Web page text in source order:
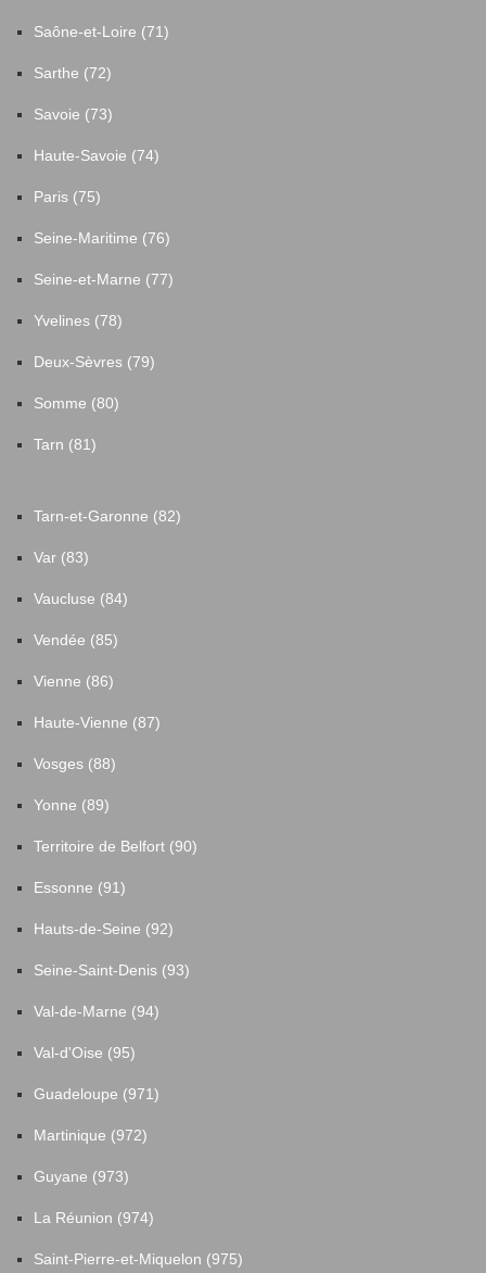
Saône-et-Loire (71)
Sarthe (72)
Savoie (73)
Haute-Savoie (74)
Paris (75)
Seine-Maritime (76)
Seine-et-Marne (77)
Yvelines (78)
Deux-Sèvres (79)
Somme (80)
Tarn (81)
Tarn-et-Garonne (82)
Var (83)
Vaucluse (84)
Vendée (85)
Vienne (86)
Haute-Vienne (87)
Vosges (88)
Yonne (89)
Territoire de Belfort (90)
Essonne (91)
Hauts-de-Seine (92)
Seine-Saint-Denis (93)
Val-de-Marne (94)
Val-d'Oise (95)
Guadeloupe (971)
Martinique (972)
Guyane (973)
La Réunion (974)
Saint-Pierre-et-Miquelon (975)